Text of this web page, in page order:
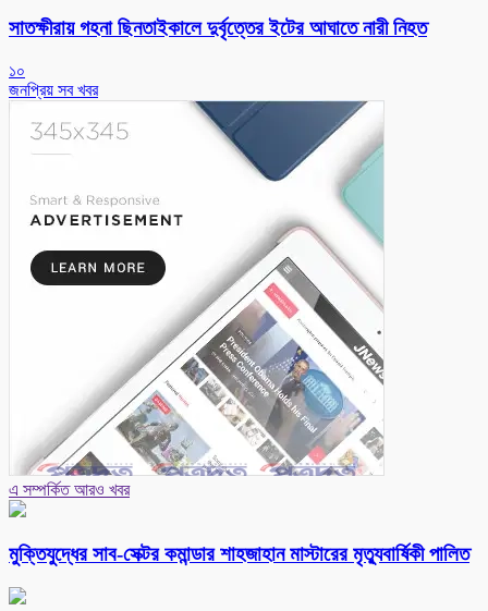
সাতক্ষীরায় গহনা ছিনতাইকালে দুর্বৃত্তের ইটের আঘাতে নারী নিহত
১০
জনপ্রিয় সব খবর
এ সম্পর্কিত আরও খবর
মুক্তিযুদ্ধের সাব-সেক্টর কমান্ডার শাহজাহান মাস্টারের মৃত্যুবার্ষিকী পালিত